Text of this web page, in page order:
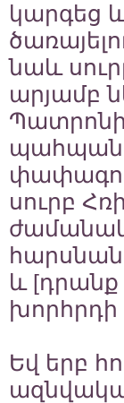
կարգեց
նաև
արյամբ
փափագով
սուրբ
ժամանակ
և [դրանք
Եվ երբ